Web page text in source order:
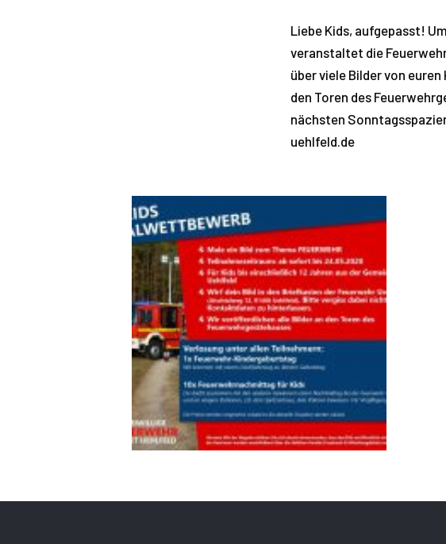
Liebe Kids, aufgepasst!
veranstaltet die
über viele Bilder von
den Toren des
nächsten
uehlfeld.de